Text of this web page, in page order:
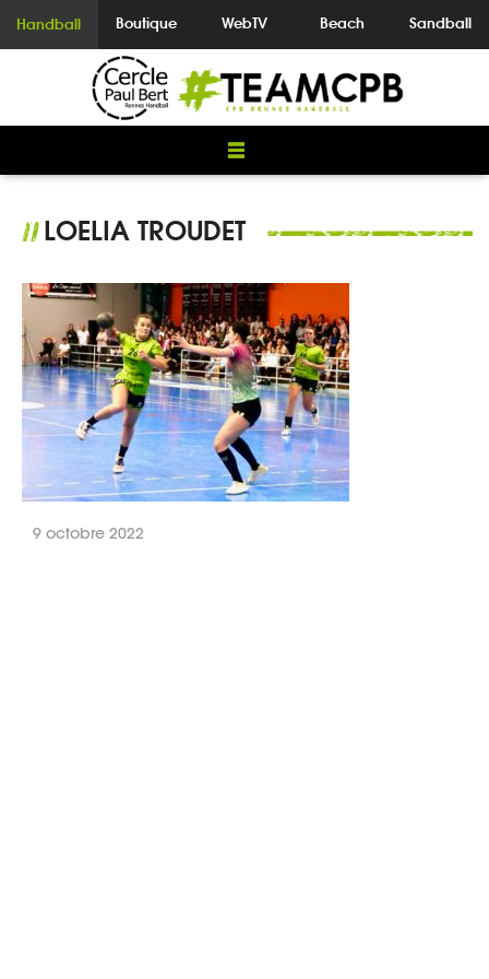
Handball Boutique WebTV Beach Sandball
//LOELIA TROUDET
9 octobre 2022